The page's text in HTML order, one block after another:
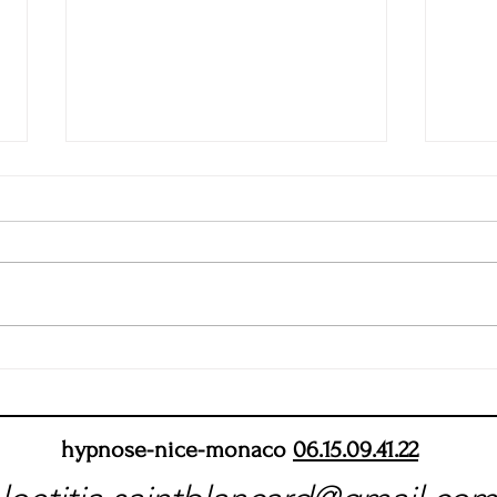
Chamanique
distractions sont omniprésents,
tournent vers la méditation pour...
hypnose-nice-monaco 06.15.09.41.22